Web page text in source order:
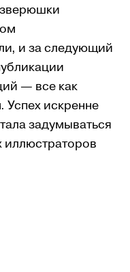
и за следующий
— все как
Успех искренне
задумываться
иллюстраторов